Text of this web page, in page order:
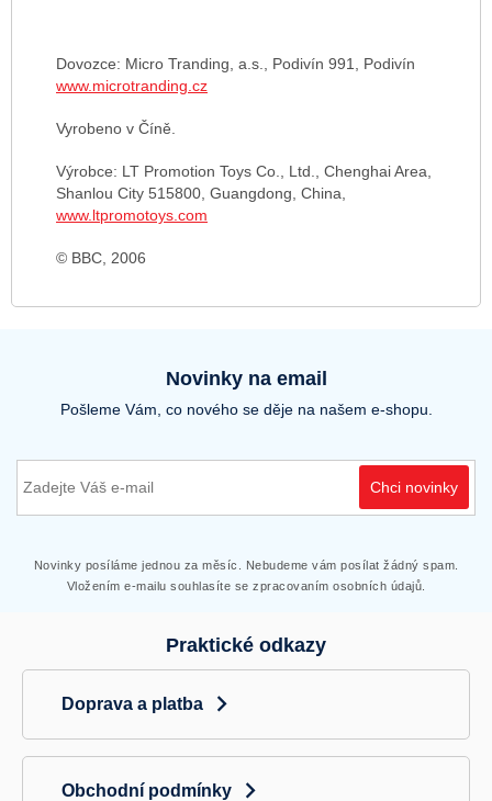
Dovozce: Micro Tranding, a.s., Podivín 991, Podivín
www.microtranding.cz
Vyrobeno v Číně.
Výrobce: LT Promotion Toys Co., Ltd., Chenghai Area,
Shanlou City 515800, Guangdong, China,
www.ltpromotoys.com
© BBC, 2006
Novinky na email
Pošleme Vám, co nového se děje na našem e-shopu.
Chci novinky
Novinky posíláme jednou za měsíc. Nebudeme vám posílat žádný spam.
Vložením e-mailu souhlasíte se zpracovaním osobních údajů.
Praktické odkazy
Doprava a platba
Obchodní podmínky